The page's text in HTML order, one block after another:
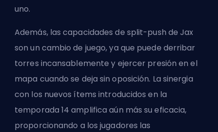
uno.
Además, las capacidades de split-push de Jax
son un cambio de juego, ya que puede derribar
torres incansablemente y ejercer presión en el
mapa cuando se deja sin oposición. La sinergia
con los nuevos ítems introducidos en la
temporada 14 amplifica aún más su eficacia,
proporcionando a los jugadores las